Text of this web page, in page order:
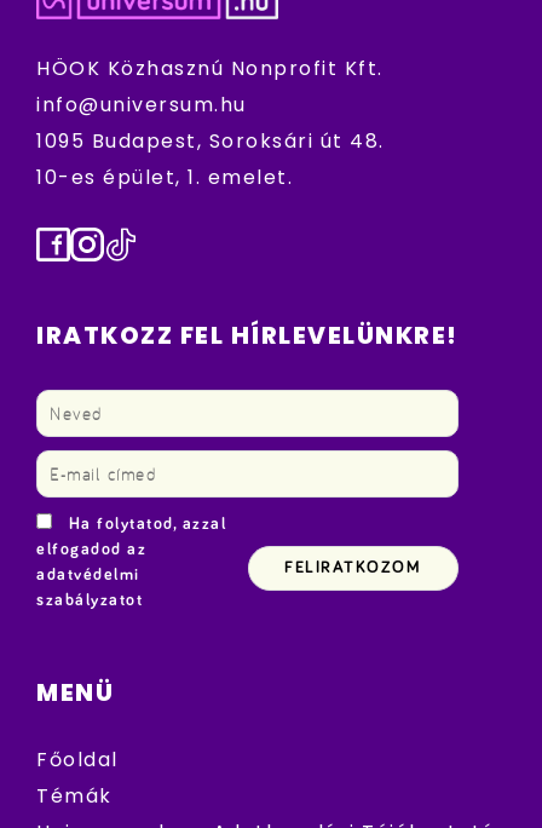
HÖOK Közhasznú Nonprofit Kft.
info@universum.hu
1095 Budapest, Soroksári út 48.
10-es épület, 1. emelet.
Facebook
Instagram
TikTok
IRATKOZZ FEL HÍRLEVELÜNKRE!
Ha folytatod, azzal
elfogadod az
adatvédelmi
szabályzatot
MENÜ
Főoldal
Témák